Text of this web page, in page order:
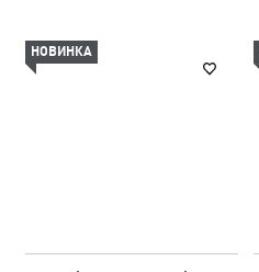
НОВИНКА